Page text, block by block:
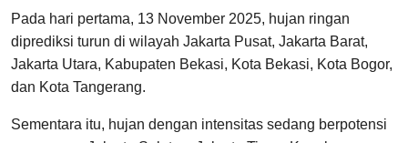
Pada hari pertama, 13 November 2025, hujan ringan
diprediksi turun di wilayah Jakarta Pusat, Jakarta Barat,
Jakarta Utara, Kabupaten Bekasi, Kota Bekasi, Kota Bogor,
dan Kota Tangerang.
Sementara itu, hujan dengan intensitas sedang berpotensi